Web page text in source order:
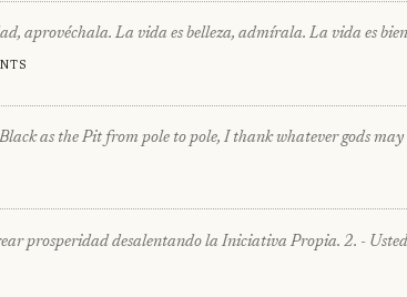
aprovéchala. La vida es belleza, admírala. La vida es
as the Pit from pole to pole, I thank whatever gods may
prosperidad desalentando la Iniciativa Propia. 2. -